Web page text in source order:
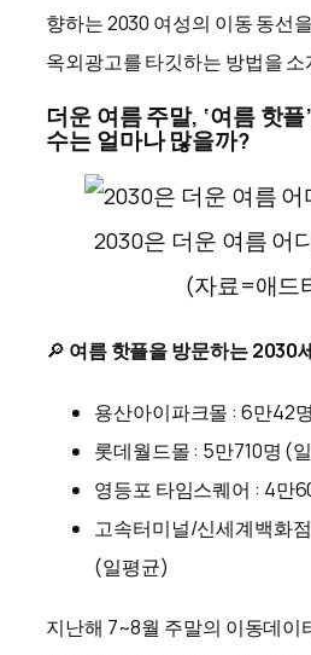
향하는 2030 여성의 이동 동선
옥외광고를 타깃하는 방법을
더운 여름 주말, ‘여름 핫
수는 얼마나 많을까?
2030은 더운 여름 어
(자료=애드
🔎 여름 핫플을 방문하는 2030
용산아이파크몰 : 6만42
롯데월드몰 : 5만710명 (
영등포 타임스퀘어 : 4만
고속터미널/신세계백화
(일평균)​
지난해 7~8월 주말의 이동데이